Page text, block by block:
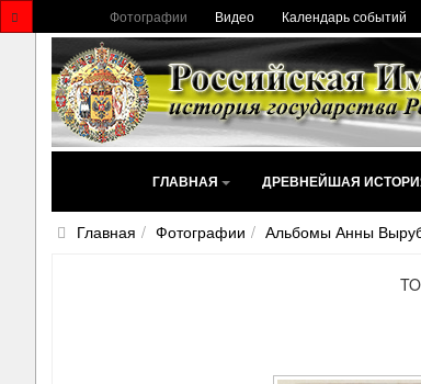
Фотографии Видео Календарь событий
ГЛАВНАЯ ДРЕВНЕЙШАЯ
Главная Фотографии Альбомы Анны